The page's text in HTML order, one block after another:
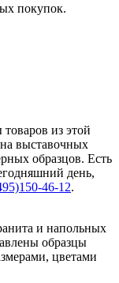
покупок.
из этой
выставочных
образцов. Есть
день,
46-12.
и напольных
образцы
цветами